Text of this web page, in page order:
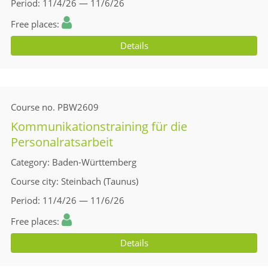
Period 11/4/26 — 11/6/26
Free places
Details
Course no. PBW2609
Kommunikationstraining für die
Personalratsarbeit
Category Baden-Württemberg
Course city Steinbach (Taunus)
Period 11/4/26 — 11/6/26
Free places
Details